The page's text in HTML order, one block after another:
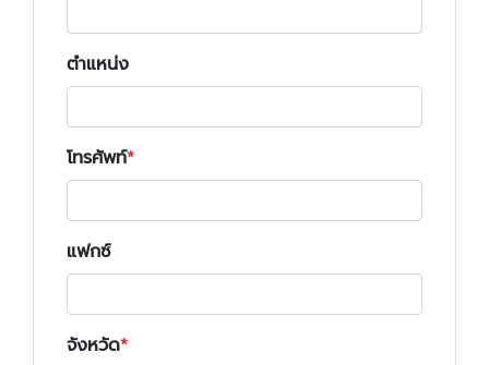
ตำแหน่ง
โทรศัพท์
แฟกซ์
จังหวัด